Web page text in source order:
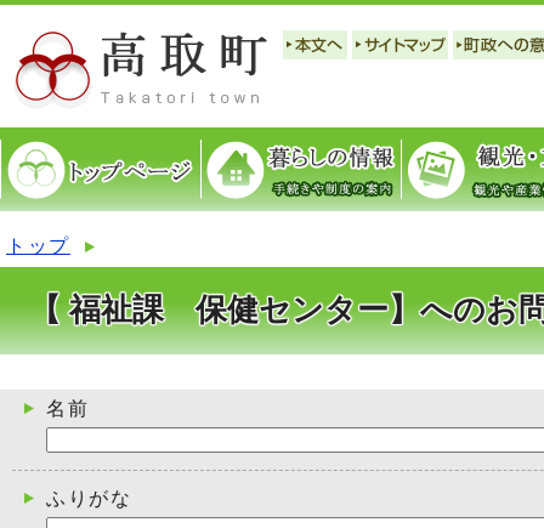
トップ
【 福祉課 保健センター】へのお
名前
ふりがな